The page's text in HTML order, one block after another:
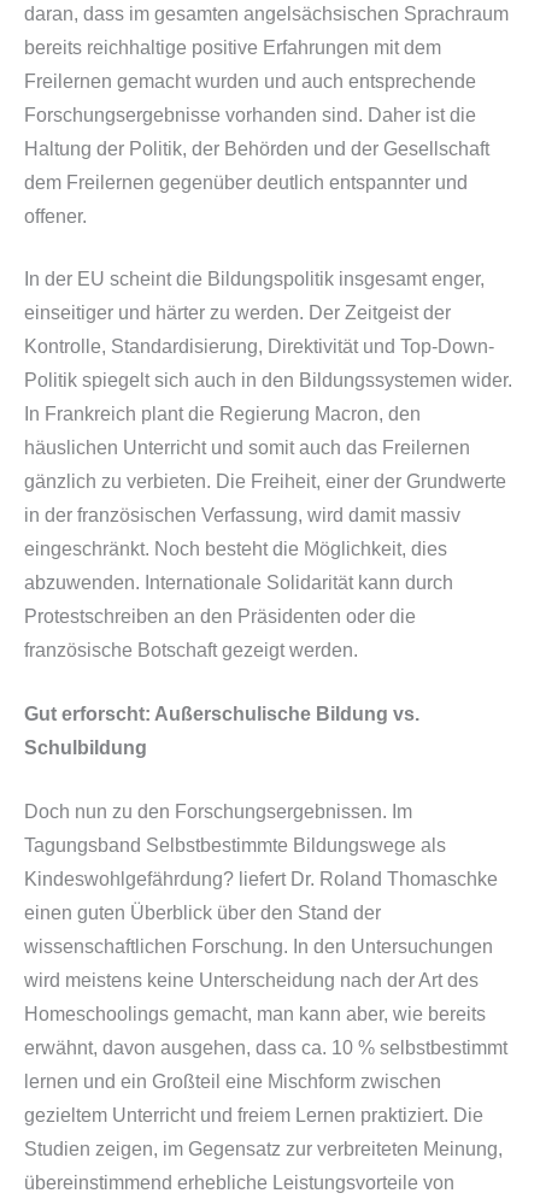
daran, dass im gesamten angelsächsischen Sprachraum
bereits reichhaltige positive Erfahrungen mit dem
Freilernen gemacht wurden und auch entsprechende
Forschungsergebnisse vorhanden sind. Daher ist die
Haltung der Politik, der Behörden und der Gesellschaft
dem Freilernen gegenüber deutlich entspannter und
offener.
In der EU scheint die Bildungspolitik insgesamt enger,
einseitiger und härter zu werden. Der Zeitgeist der
Kontrolle, Standardisierung, Direktivität und Top-Down-
Politik spiegelt sich auch in den Bildungssystemen wider.
In Frankreich plant die Regierung Macron, den
häuslichen Unterricht und somit auch das Freilernen
gänzlich zu verbieten. Die Freiheit, einer der Grundwerte
in der französischen Verfassung, wird damit massiv
eingeschränkt. Noch besteht die Möglichkeit, dies
abzuwenden. Internationale Solidarität kann durch
Protestschreiben an den Präsidenten oder die
französische Botschaft gezeigt werden.
Gut erforscht: Außerschulische Bildung vs.
Schulbildung
Doch nun zu den Forschungsergebnissen. Im
Tagungsband Selbstbestimmte Bildungswege als
Kindeswohlgefährdung? liefert Dr. Roland Thomaschke
einen guten Überblick über den Stand der
wissenschaftlichen Forschung. In den Untersuchungen
wird meistens keine Unterscheidung nach der Art des
Homeschoolings gemacht, man kann aber, wie bereits
erwähnt, davon ausgehen, dass ca. 10 % selbstbestimmt
lernen und ein Großteil eine Mischform zwischen
gezieltem Unterricht und freiem Lernen praktiziert. Die
Studien zeigen, im Gegensatz zur verbreiteten Meinung,
übereinstimmend erhebliche Leistungsvorteile von